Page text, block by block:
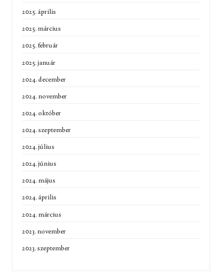
2025. április
2025. március
2025. február
2025. január
2024. december
2024. november
2024. október
2024. szeptember
2024. július
2024. június
2024. május
2024. április
2024. március
2023. november
2023. szeptember